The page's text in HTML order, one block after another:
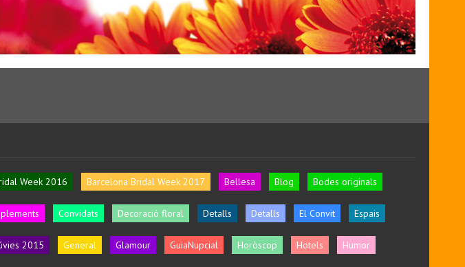
Week 2016 Barcelona Bridal Week 2017 Bellesa Blog Bodes originals
Convidats Decoració floral Detalls Detalls El Convit Espais
2015 General Glamour GuiaNupcial Horòscop Hotels Humor